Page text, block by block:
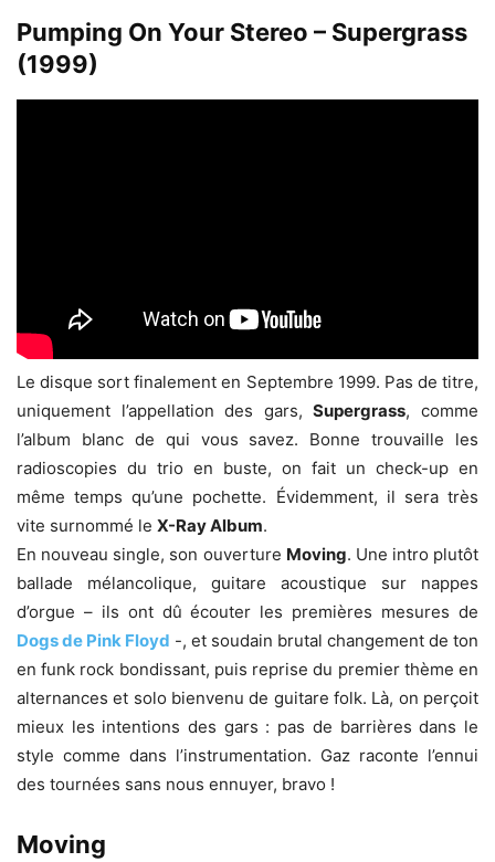
Pumping On Your Stereo – Supergrass
(1999)
Le disque sort finalement en Septembre 1999. Pas de titre,
uniquement l’appellation des gars,Supergrass, comme
l’album blanc de qui vous savez. Bonne trouvaille les
radioscopies du trio en buste, on fait un check-up en
même temps qu’une pochette. Évidemment, il sera très
vite surnommé le X-Ray Album.
En nouveau single, son ouverture Moving. Une intro plutôt
ballade mélancolique, guitare acoustique sur nappes
d’orgue – ils ont dû écouter les premières mesures de
Dogs de Pink Floyd -, et soudain brutal changement de ton
en funk rock bondissant, puis reprise du premier thème en
alternances et solo bienvenu de guitare folk. Là, on perçoit
mieux les intentions des gars : pas de barrières dans le
style comme dans l’instrumentation. Gaz raconte l’ennui
des tournées sans nous ennuyer, bravo !
Moving